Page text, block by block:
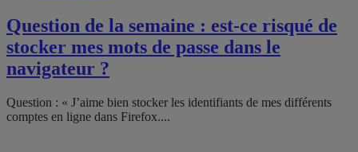
Question de la semaine : est-ce risqué de
stocker mes mots de passe dans le
navigateur ?
Question : « J’aime bien stocker les identifiants de mes différents
comptes en ligne dans Firefox....